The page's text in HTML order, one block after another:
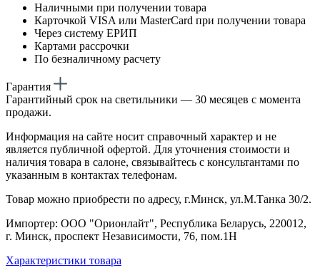
Наличными при получении товара
Карточкой VISA или MasterCard при получении товара
Через систему ЕРИП
Картами рассрочки
По безналичному расчету
Гарантия
Гарантийный срок на светильники — 30 месяцев с момента
продажи.
Информация на сайте носит справочный характер и не
является публичной офертой. Для уточнения стоимости и
наличия товара в салоне, связывайтесь с консультантами по
указанным в контактах телефонам.
Товар можно приобрести по адресу, г.Минск, ул.М.Танка 30/2.
Импортер: ООО "Орионлайт", Республика Беларусь, 220012,
г. Минск, проспект Независимости, 76, пом.1Н
Характеристики товара